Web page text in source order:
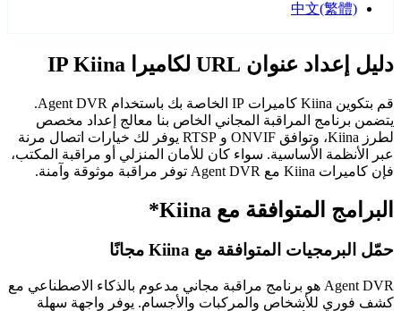
中文(繁體)
دليل إعداد عنوان URL لكاميرا IP Kiina
قم بتكوين Kiina كاميرات IP الخاصة بك باستخدام Agent DVR.
يتضمن برنامج المراقبة المجاني الخاص بنا معالج إعداد مخصص
لطرز Kiina، وتوافق ONVIF و RTSP يوفر لك خيارات اتصال مرنة
عبر الأنظمة الأساسية. سواء كان للأمان المنزلي أو مراقبة المكتب،
فإن كاميرات Kiina مع Agent DVR توفر مراقبة موثوقة وآمنة.
البرامج المتوافقة مع Kiina*
حمّل البرمجيات المتوافقة مع Kiina مجانًا
Agent DVR هو برنامج مراقبة مجاني مدعوم بالذكاء الاصطناعي مع
كشف فوري للأشخاص والمركبات والأجسام. يوفر واجهة سهلة